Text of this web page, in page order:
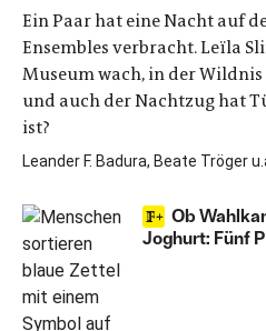
Ein Paar hat eine Nacht auf
Ensembles verbracht. Leïla
Museum wach, in der
und auch der Nachtzug hat
ist?
Leander F. Badura, Beate Tröger
Ob
Joghurt: Fünf